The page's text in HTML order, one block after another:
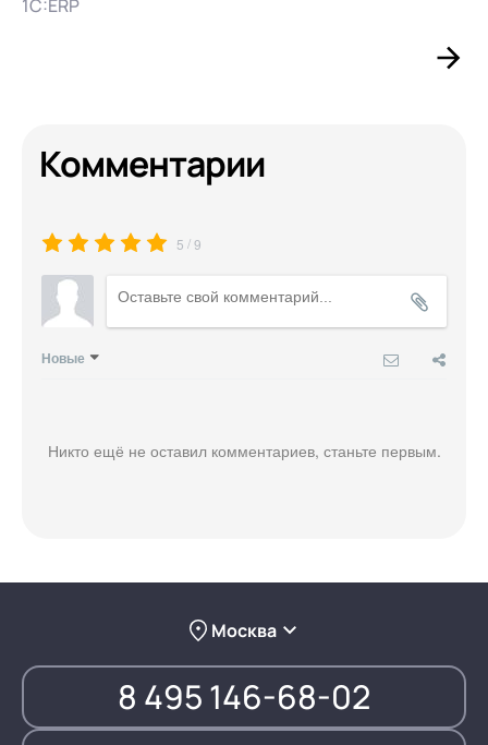
1С:ERP
Комментарии
5 /9
Новые
Никто ещё не оставил комментариев, станьте первым.
Москва
8 495 146-68-02